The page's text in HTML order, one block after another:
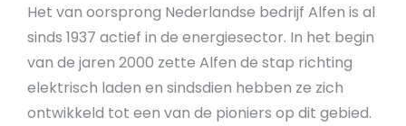
Het van oorsprong Nederlandse bedrijf Alfen is al
sinds 1937 actief in de energiesector. In het begin
van de jaren 2000 zette Alfen de stap richting
elektrisch laden en sindsdien hebben ze zich
ontwikkeld tot een van de pioniers op dit gebied.